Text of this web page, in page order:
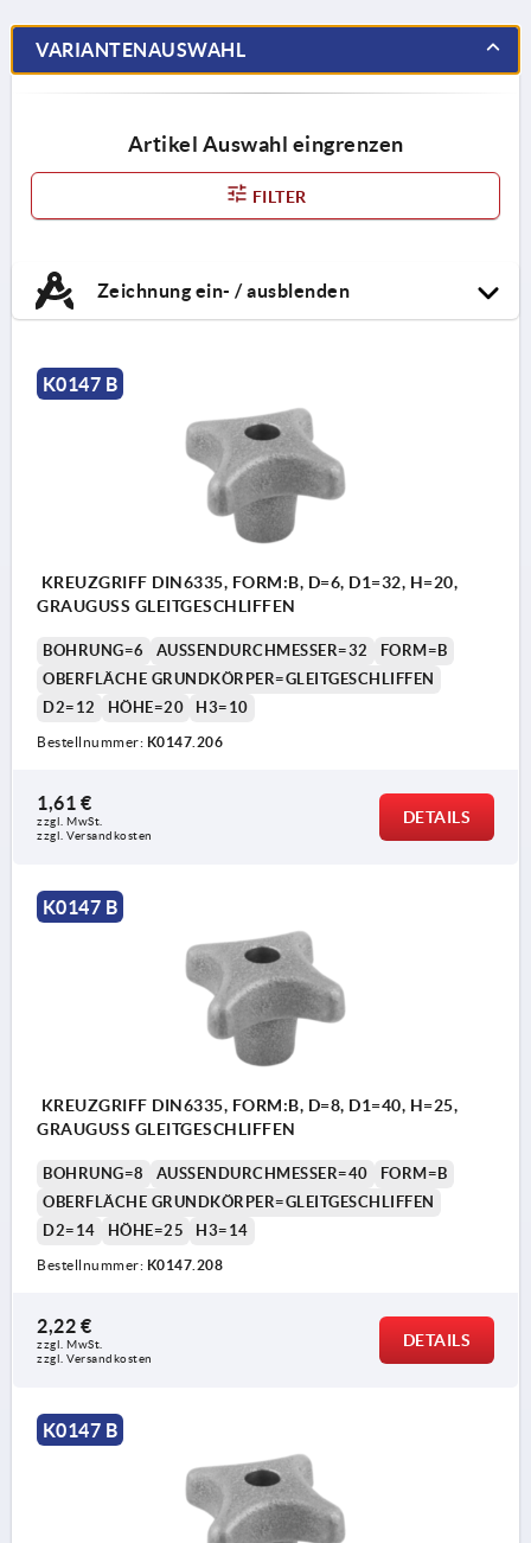
VARIANTENAUSWAHL
Artikel Auswahl eingrenzen
FILTER
Zeichnung ein- / ausblenden
K0147 B
KREUZGRIFF DIN6335, FORM:B, D=6, D1=32, H=20,
GRAUGUSS GLEITGESCHLIFFEN
BOHRUNG=6 AUSSENDURCHMESSER=32
FORM=B
OBERFLÄCHE GRUNDKÖRPER=GLEITGESCHLIFFEN
D2=12
HÖHE=20 H3=10
Bestellnummer: K0147.206
1,61 €
zzgl. MwSt.
zzgl. Versandkosten
DETAILS
K0147 B
KREUZGRIFF DIN6335, FORM:B, D=8, D1=40, H=25,
GRAUGUSS GLEITGESCHLIFFEN
BOHRUNG=8 AUSSENDURCHMESSER=40
FORM=B
OBERFLÄCHE GRUNDKÖRPER=GLEITGESCHLIFFEN
D2=14
HÖHE=25 H3=14
Bestellnummer: K0147.208
2,22 €
zzgl. MwSt.
zzgl. Versandkosten
DETAILS
K0147 B